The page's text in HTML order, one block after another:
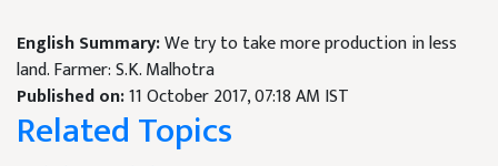
English Summary:We try to take more production in less
land. Farmer: S.K. Malhotra
Published on:11 October 2017, 07:18 AM IST
Related Topics